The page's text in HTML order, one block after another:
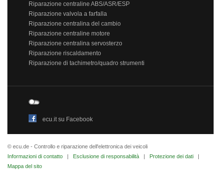
Riparazione centraline ABS/ASR/ESP
Riparazione valvola a farfalla
Riparazione centralina del cambio
Riparazione centraline motore
Riparazione centralina servosterzo
Riparazione riscaldamento
Riparazione di tachimetro/quadro strumenti
ecu.it su Facebook
© ecu.de - Controllo e riparazione dell'elettronica dei veicoli
Informazioni di contatto
| Esclusione di responsabilità | Protezione dei dati
|
Mappa del sito